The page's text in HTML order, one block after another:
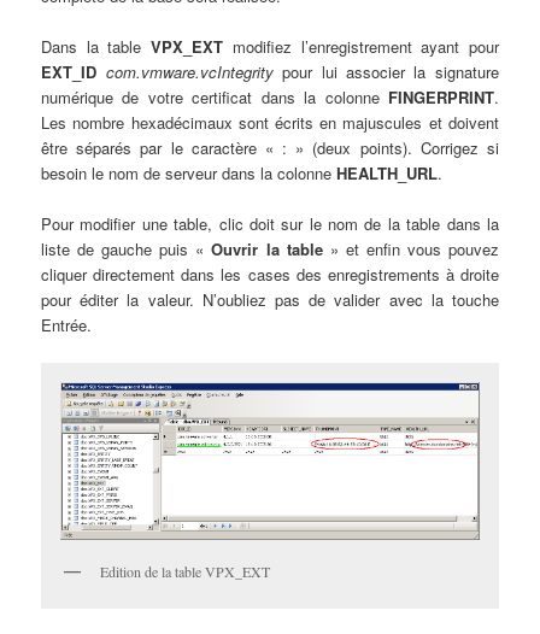
Dans la tableVPX_EXT modifiez l’enregistrement ayant pour
EXT_ID com.vmware.vcIntegritypour lui associer la signature
numérique de votre certificat dans la colonne FINGERPRINT.
Les nombre hexadécimaux sont écrits en majuscules et doivent
être séparés par le caractère « : » (deux points). Corrigez si
besoin le nom de serveur dans la colonneHEALTH_URL.
Pour modifier une table, clic doit sur le nom de la table dans la
liste de gauche puis «Ouvrir la table» et enfin vous pouvez
cliquer directement dans les cases des enregistrements à droite
pour éditer la valeur. N’oubliez pas de valider avec la touche
Entrée.
Edition de la table VPX_EXT